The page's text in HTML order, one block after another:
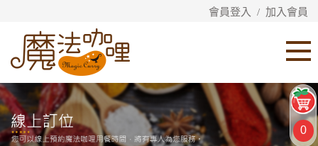
會員登入 / 加入會員
0